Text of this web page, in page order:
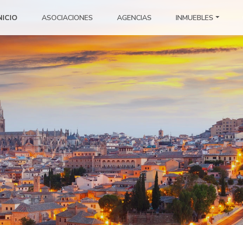
ASOCIACIONES AGENCIAS INMUEBLES